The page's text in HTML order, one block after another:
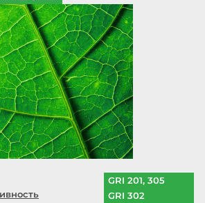
GRI 201, 305
GRI 302